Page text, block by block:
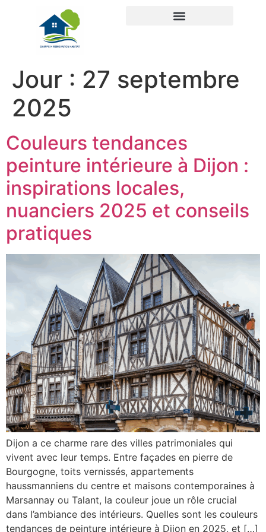
Jour : 27 septembre
2025
Couleurs tendances
peinture intérieure à Dijon :
inspirations locales,
nuanciers 2025 et conseils
pratiques
Dijon a ce charme rare des villes patrimoniales qui
vivent avec leur temps. Entre façades en pierre de
Bourgogne, toits vernissés, appartements
haussmanniens du centre et maisons contemporaines à
Marsannay ou Talant, la couleur joue un rôle crucial
dans l’ambiance des intérieurs. Quelles sont les couleurs
tendances de peinture intérieure à Dijon en 2025, et […]